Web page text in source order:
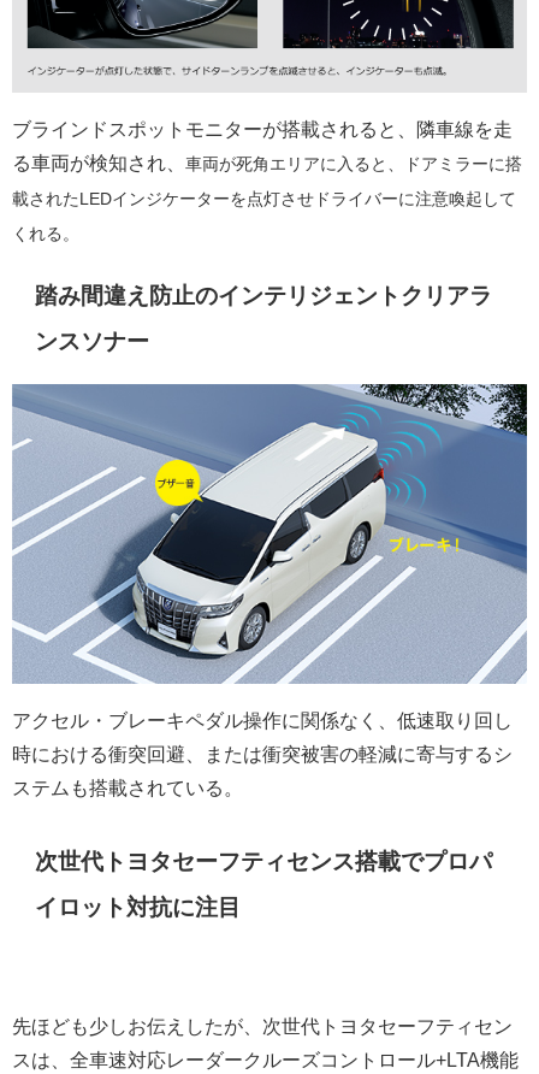
ブラインドスポットモニターが搭載されると、隣車線を走
る車両が検知され、 車両が死角エリアに入ると、ドアミラーに搭
載されたLEDインジケーターを点灯させドライバーに注意喚起して
くれる。
踏み間違え防止のインテリジェントクリアラ
ンスソナー
アクセル・ブレーキペダル操作に関係なく、低速取り回し
時における衝突回避、または衝突被害の軽減に寄与するシ
ステムも搭載されている。
次世代トヨタセーフティセンス搭載でプロパ
イロット対抗に注目
先ほども少しお伝えしたが、次世代トヨタセーフティセン
スは、全車速対応レーダークルーズコントロール+LTA機能